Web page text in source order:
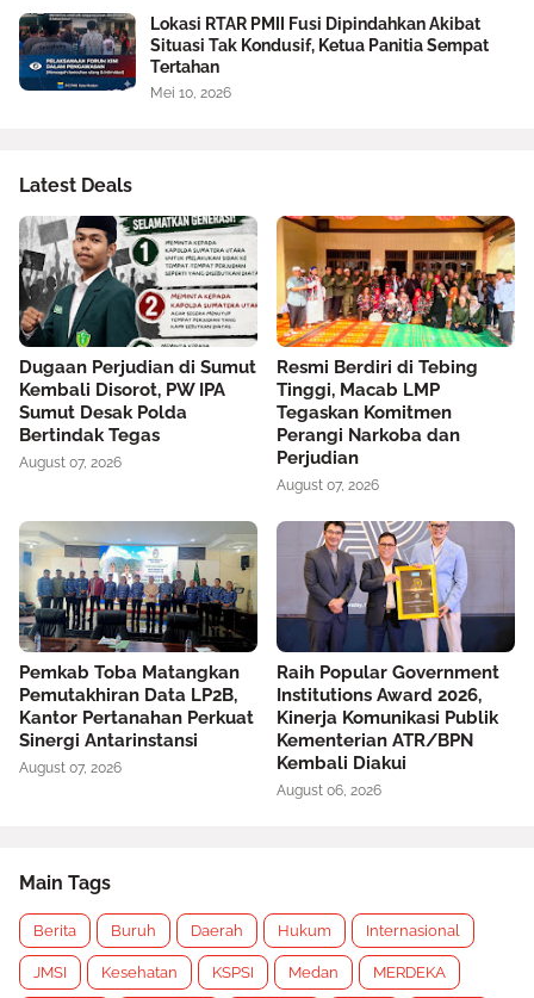
Lokasi RTAR PMII Fusi Dipindahkan Akibat
Situasi Tak Kondusif, Ketua Panitia Sempat
Tertahan
Mei 10, 2026
Latest Deals
Dugaan Perjudian di Sumut
Kembali Disorot, PW IPA
Sumut Desak Polda
Bertindak Tegas
August 07, 2026
Resmi Berdiri di Tebing
Tinggi, Macab LMP
Tegaskan Komitmen
Perangi Narkoba dan
Perjudian
August 07, 2026
Pemkab Toba Matangkan
Pemutakhiran Data LP2B,
Kantor Pertanahan Perkuat
Sinergi Antarinstansi
August 07, 2026
Raih Popular Government
Institutions Award 2026,
Kinerja Komunikasi Publik
Kementerian ATR/BPN
Kembali Diakui
August 06, 2026
Main Tags
Berita Buruh Daerah Hukum Internasional
JMSI Kesehatan KSPSI Medan MERDEKA